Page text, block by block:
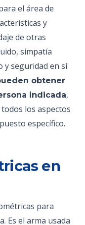
el área de
y
de otras
simpatía
y seguridad en sí
obtener
indicada,
los aspectos
específico.
en
para
Es el arma usada